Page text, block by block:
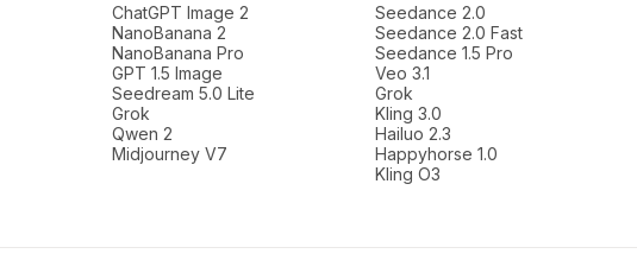
ChatGPT Image 2
NanoBanana 2
NanoBanana Pro
GPT 1.5 Image
Seedream 5.0 Lite
Grok
Qwen 2
Midjourney V7
Seedance 2.0
Seedance 2.0 Fast
Seedance 1.5 Pro
Veo 3.1
Grok
Kling 3.0
Hailuo 2.3
Happyhorse 1.0
Kling O3
を使用しています。